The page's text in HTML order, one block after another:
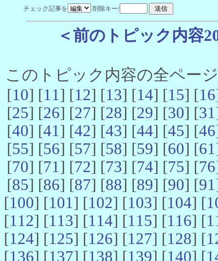
チェック記事を 削除キー/
＜前のトピック内容
このトピック内容の全ペー
[10] [11] [12] [13] [14] [15] [16
[25] [26] [27] [28] [29] [30] [31
[40] [41] [42] [43] [44] [45] [46
[55] [56] [57] [58] [59] [60] [61
[70] [71] [72] [73] [74] [75] [76
[85] [86] [87] [88] [89] [90] [91
[100] [101] [102] [103] [104] [
[112] [113] [114] [115] [116] [
[124] [125] [126] [127] [128] [
[136] [137] [138] [139] [140] [